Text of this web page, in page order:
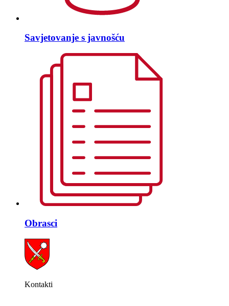
Savjetovanje s javnošću
Obrasci
Kontakti